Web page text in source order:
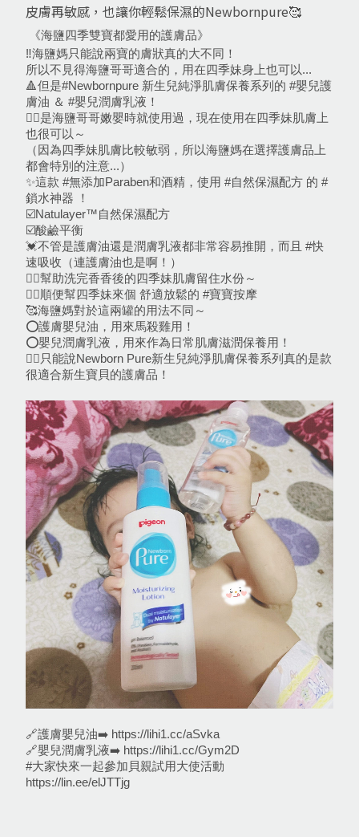
皮膚再敏感，也讓你輕鬆保濕的Newbornpure🥰
《海鹽四季雙寶都愛用的護膚品》
‼️海鹽媽只能說兩寶的膚狀真的大不同！
所以不見得海鹽哥哥適合的，用在四季妹身上也可以...
🔺但是#Newbornpure 新生兒純淨肌膚保養系列的 #嬰兒護
膚油 ＆ #嬰兒潤膚乳液！
👉🏻是海鹽哥哥嫩嬰時就使用過，現在使用在四季妹肌膚上
也很可以～
（因為四季妹肌膚比較敏弱，所以海鹽媽在選擇護膚品上
都會特別的注意...）
✨這款 #無添加Paraben和酒精，使用 #自然保濕配方 的 #
鎖水神器 ！
☑️Natulayer™自然保濕配方
☑️酸鹼平衡
💓不管是護膚油還是潤膚乳液都非常容易推開，而且 #快
速吸收（連護膚油也是啊！）
👉🏻幫助洗完香香後的四季妹肌膚留住水份～
👉🏻順便幫四季妹來個 舒適放鬆的 #寶寶按摩
🥰海鹽媽對於這兩罐的用法不同～
⭕️護膚嬰兒油，用來馬殺雞用！
⭕️嬰兒潤膚乳液，用來作為日常肌膚滋潤保養用！
👍🏻只能說Newborn Pure新生兒純淨肌膚保養系列真的是款
很適合新生寶貝的護膚品！
🔗護膚嬰兒油➡️ https://lihi1.cc/aSvka
🔗嬰兒潤膚乳液➡️ https://lihi1.cc/Gym2D
#大家快來一起參加貝親試用大使活動
https://lin.ee/elJTTjg